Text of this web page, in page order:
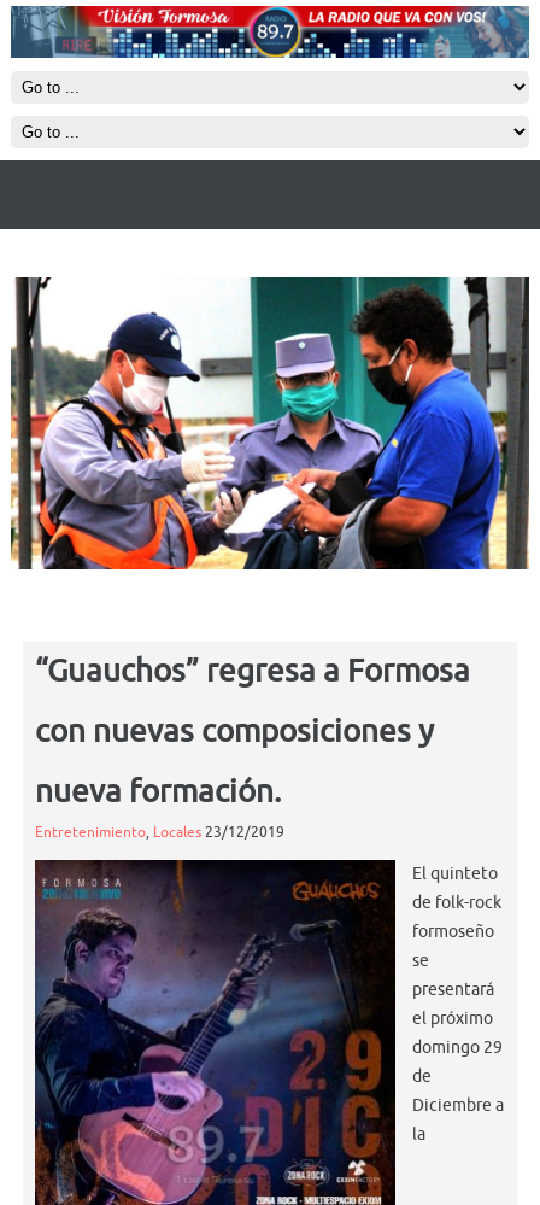
“Guauchos” regresa a Formosa
con nuevas composiciones y
nueva formación.
Entretenimiento, Locales23/12/2019
El quinteto
de folk-rock
formoseño
se
presentará
el próximo
domingo 29
de
Diciembre a
la